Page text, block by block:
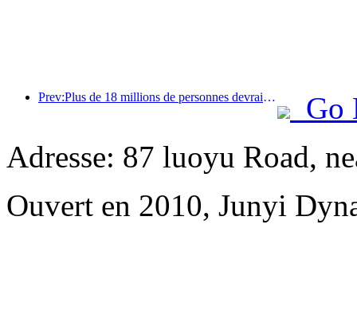
Prev:Plus de 18 millions de personnes devraient entrer et sortir du pays pendant les neuf jours de vacances du Nouvel An chinois.
Go
Adresse: 87 luoyu Road,
Ouvert en 2010, Junyi